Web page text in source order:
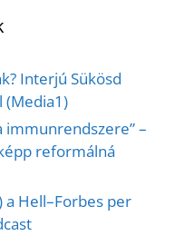
Interjú Sükösd
(Media1)
immunrendszere” –
reformálná
a Hell–Forbes per